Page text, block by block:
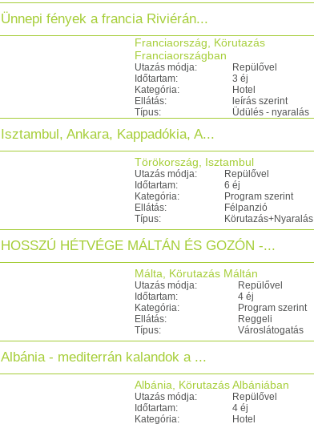
Ünnepi fények a francia Riviérán...
Franciaország, Körutazás
Franciaországban
Utazás módja:
Repülővel
Időtartam:
3 éj
Kategória:
Hotel
Ellátás:
leírás szerint
Típus:
Üdülés - nyaralás
Isztambul, Ankara, Kappadókia, A...
Törökország, Isztambul
Utazás módja:
Repülővel
Időtartam:
6 éj
Kategória:
Program szerint
Ellátás:
Félpanzió
Típus:
Körutazás+Nyaralás
HOSSZÚ HÉTVÉGE MÁLTÁN ÉS GOZÓN -...
Málta, Körutazás Máltán
Utazás módja:
Repülővel
Időtartam:
4 éj
Kategória:
Program szerint
Ellátás:
Reggeli
Típus:
Városlátogatás
Albánia - mediterrán kalandok a ...
Albánia, Körutazás Albániában
Utazás módja:
Repülővel
Időtartam:
4 éj
Kategória:
Hotel